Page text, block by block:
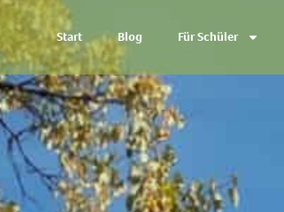
Start Blog Für Schüler